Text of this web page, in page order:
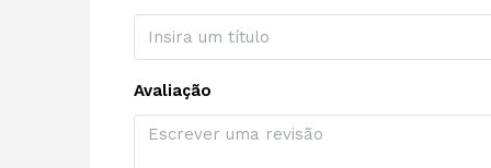
Avaliação